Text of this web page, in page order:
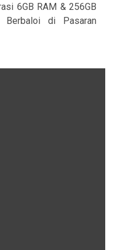
6GB RAM & 256GB
Berbaloi di Pasaran